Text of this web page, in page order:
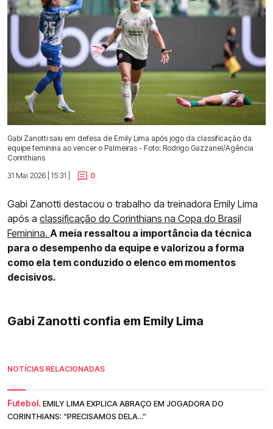
Gabi Zanotti saiu em defesa de Emily Lima após jogo da classificação da
equipe feminina ao vencer o Palmeiras - Foto: Rodrigo Gazzanel/Agência
Corinthians
31 Mai 2026 | 15:31 |
0
Gabi Zanotti destacou o trabalho da treinadora Emily Lima
após a classificação do Corinthians na Copa do Brasil
Feminina. A meia ressaltou a importância da técnica
para o desempenho da equipe e valorizou a forma
como ela tem conduzido o elenco em momentos
decisivos.
Gabi Zanotti confia em Emily Lima
NOTÍCIAS RELACIONADAS
Futebol. EMILY LIMA EXPLICA ABRAÇO EM JOGADORA DO
CORINTHIANS: “PRECISAMOS DELA...”